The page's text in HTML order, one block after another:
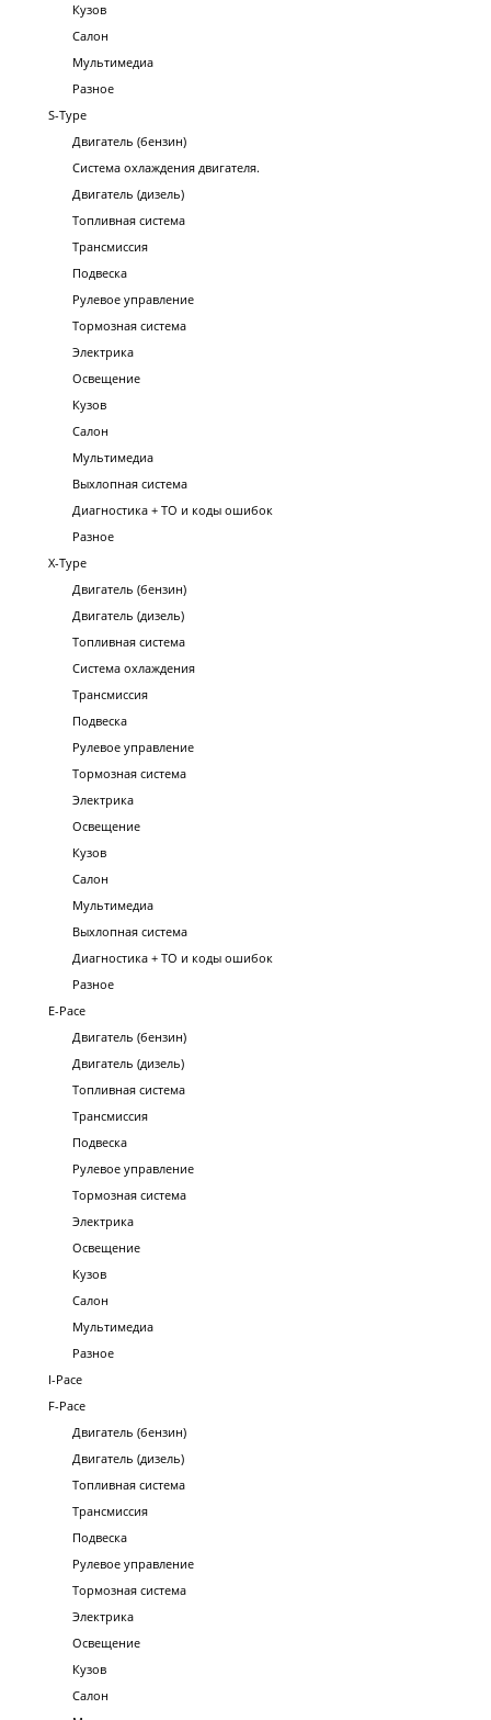
Кузов
Салон
Мультимедиа
Разное
S-Type
Двигатель (бензин)
Система охлаждения двигателя.
Двигатель (дизель)
Топливная система
Трансмиссия
Подвеска
Рулевое управление
Тормозная система
Электрика
Освещение
Кузов
Салон
Мультимедиа
Выхлопная система
Диагностика + ТО и коды ошибок
Разное
X-Type
Двигатель (бензин)
Двигатель (дизель)
Топливная система
Система охлаждения
Трансмиссия
Подвеска
Рулевое управление
Тормозная система
Электрика
Освещение
Кузов
Салон
Мультимедиа
Выхлопная система
Диагностика + ТО и коды ошибок
Разное
E-Pace
Двигатель (бензин)
Двигатель (дизель)
Топливная система
Трансмиссия
Подвеска
Рулевое управление
Тормозная система
Электрика
Освещение
Кузов
Салон
Мультимедиа
Разное
I-Pace
F-Pace
Двигатель (бензин)
Двигатель (дизель)
Топливная система
Трансмиссия
Подвеска
Рулевое управление
Тормозная система
Электрика
Освещение
Кузов
Салон